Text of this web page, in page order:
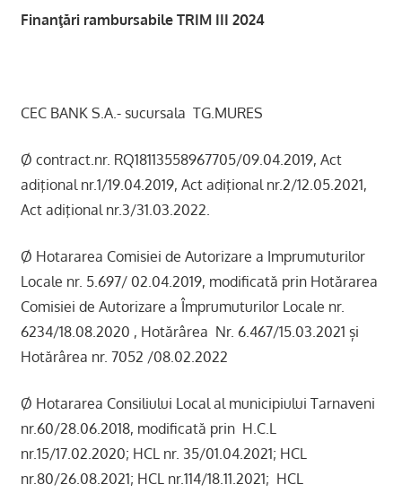
Finanţări rambursabile TRIM III 2024
CEC BANK S.A.- sucursala TG.MURES
Ø contract.nr. RQ18113558967705/09.04.2019, Act
adiţional nr.1/19.04.2019, Act adiţional nr.2/12.05.2021,
Act adiţional nr.3/31.03.2022.
Ø Hotararea Comisiei de Autorizare a Imprumuturilor
Locale nr. 5.697/ 02.04.2019, modificată prin Hotărarea
Comisiei de Autorizare a Împrumuturilor Locale nr.
6234/18.08.2020 , Hotărârea Nr. 6.467/15.03.2021 și
Hotărârea nr. 7052 /08.02.2022
Ø Hotararea Consiliului Local al municipiului Tarnaveni
nr.60/28.06.2018, modificată prin H.C.L
nr.15/17.02.2020; HCL nr. 35/01.04.2021; HCL
nr.80/26.08.2021; HCL nr.114/18.11.2021; HCL